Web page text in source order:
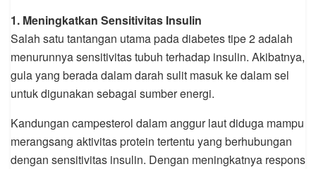
1. Meningkatkan Sensitivitas Insulin
Salah satu tantangan utama pada diabetes tipe 2 adalah
menurunnya sensitivitas tubuh terhadap insulin. Akibatnya,
gula yang berada dalam darah sulit masuk ke dalam sel
untuk digunakan sebagai sumber energi.
Kandungan campesterol dalam anggur laut diduga mampu
merangsang aktivitas protein tertentu yang berhubungan
dengan sensitivitas insulin. Dengan meningkatnya respons